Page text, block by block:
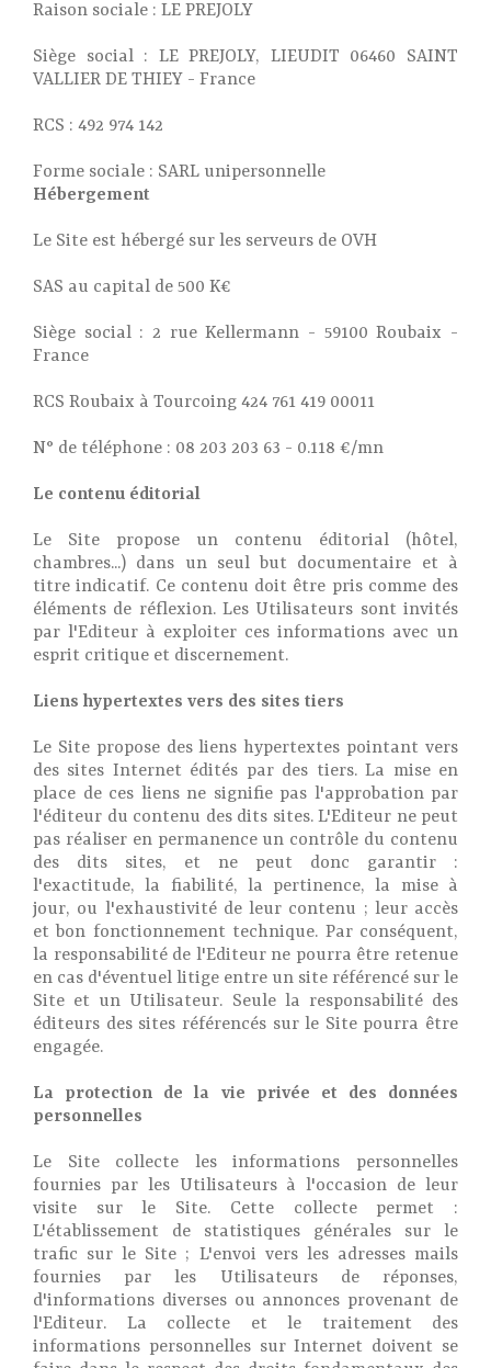
Raison sociale : LE PREJOLY
Siège social : LE PREJOLY, LIEUDIT 06460 SAINT
VALLIER DE THIEY - France
RCS : 492 974 142
Forme sociale : SARL unipersonnelle
Hébergement
Le Site est hébergé sur les serveurs de OVH
SAS au capital de 500 K€
Siège social : 2 rue Kellermann - 59100 Roubaix -
France
RCS Roubaix à Tourcoing 424 761 419 00011
N° de téléphone : 08 203 203 63 - 0.118 €/mn
Le contenu éditorial
Le Site propose un contenu éditorial (hôtel,
chambres...) dans un seul but documentaire et à
titre indicatif. Ce contenu doit être pris comme des
éléments de réflexion. Les Utilisateurs sont invités
par l'Editeur à exploiter ces informations avec un
esprit critique et discernement.
Liens hypertextes vers des sites tiers
Le Site propose des liens hypertextes pointant vers
des sites Internet édités par des tiers. La mise en
place de ces liens ne signifie pas l'approbation par
l'éditeur du contenu des dits sites. L'Editeur ne peut
pas réaliser en permanence un contrôle du contenu
des dits sites, et ne peut donc garantir :
l'exactitude, la fiabilité, la pertinence, la mise à
jour, ou l'exhaustivité de leur contenu ; leur accès
et bon fonctionnement technique. Par conséquent,
la responsabilité de l'Editeur ne pourra être retenue
en cas d'éventuel litige entre un site référencé sur le
Site et un Utilisateur. Seule la responsabilité des
éditeurs des sites référencés sur le Site pourra être
engagée.
La protection de la vie privée et des données
personnelles
Le Site collecte les informations personnelles
fournies par les Utilisateurs à l'occasion de leur
visite sur le Site. Cette collecte permet :
L'établissement de statistiques générales sur le
trafic sur le Site ; L'envoi vers les adresses mails
fournies par les Utilisateurs de réponses,
d'informations diverses ou annonces provenant de
l'Editeur. La collecte et le traitement des
informations personnelles sur Internet doivent se